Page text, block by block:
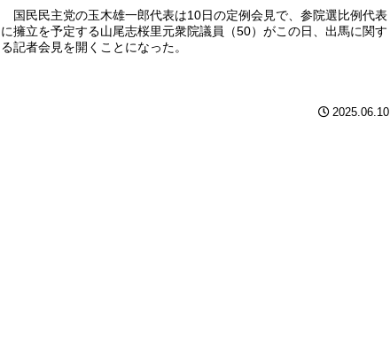
国民民主党の玉木雄一郎代表は10日の定例会見で、参院選比例代表
に擁立を予定する山尾志桜里元衆院議員（50）がこの日、出馬に関す
る記者会見を開くことになった。
2025.06.10